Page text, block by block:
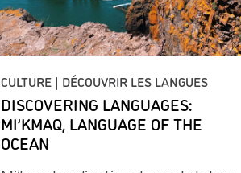
CULTURE | DÉCOUVRIR LES LANGUES
DISCOVERING LANGUAGES:
MI’KMAQ, LANGUAGE OF THE
OCEAN